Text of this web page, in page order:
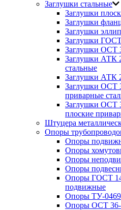
Заглушки стальные
Заглушки
Заглушки
Заглушки
Заглушки ГОСТ
Заглушки ОСТ
Заглушки АТК
стальные
Заглушки АТК
Заглушки ОСТ
приварные
Заглушки ОСТ
плоские
Штуцера
Опоры
Опоры
Опоры
Опоры
Опоры
Опоры ГОСТ
подвижные
Опоры ТУ-
Опоры ОСТ 36-